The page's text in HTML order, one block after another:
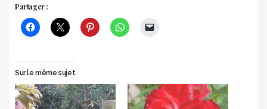
Partager :
Sur le même sujet